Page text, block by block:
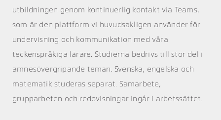
utbildningen genom kontinuerlig kontakt via Teams,
som är den plattform vi huvudsakligen använder för
undervisning och kommunikation med våra
teckenspråkiga lärare. Studierna bedrivs till stor del i
ämnesövergripande teman. Svenska, engelska och
matematik studeras separat. Samarbete,
grupparbeten och redovisningar ingår i arbetssättet.